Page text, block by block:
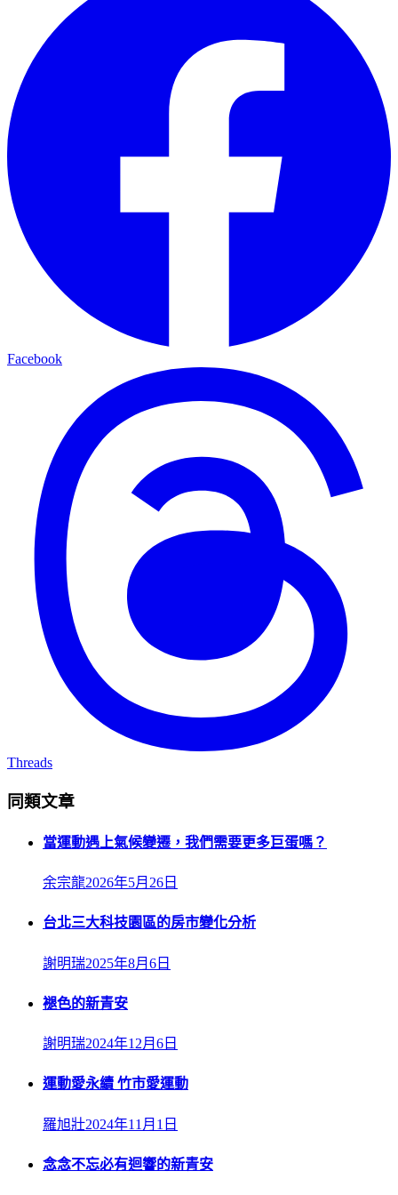
Facebook
Threads
同類文章
當運動遇上氣候變遷，我們需要更多巨蛋嗎？
余宗龍2026年5月26日
台北三大科技園區的房市變化分析
謝明瑞2025年8月6日
褪色的新青安
謝明瑞2024年12月6日
運動愛永續 竹市愛運動
羅旭壯2024年11月1日
念念不忘必有迴響的新青安